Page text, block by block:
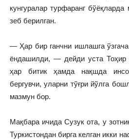
кунгуралар турфаранг
зеб берилган.
— Ҳар бир ганчни ишлашга
ёндашилди, — дейди уста
ҳар битик ҳамда нақшда
бергувчи, уларни тўғри йўлга
мазмун бор.
Мақбара ичида Сузук ота, у
Туркистондан бирга келган икки